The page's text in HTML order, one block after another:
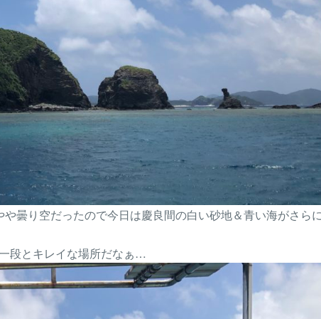
曇り空だったので今日は慶良間の白い砂地＆青い海がさら
段とキレイな場所だなぁ…